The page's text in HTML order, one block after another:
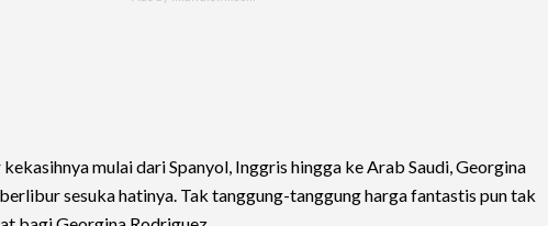
mulai dari Spanyol, Inggris hingga ke Arab Saudi, Georgina
sesuka hatinya. Tak tanggung-tanggung harga fantastis pun tak